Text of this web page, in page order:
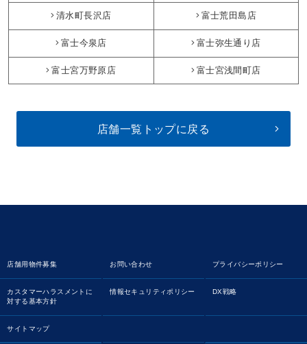
清水町長沢店 富士荒田島店
富士今泉店 富士弥生通り店
富士宮万野原店 富士宮浅間町店
店舗一覧トップに戻る
店舗用物件募集 お問い合わせ プライバシーポリシー
カスタマーハラスメントに
対する基本方針
情報セキュリティポリシー DX戦略
サイトマップ